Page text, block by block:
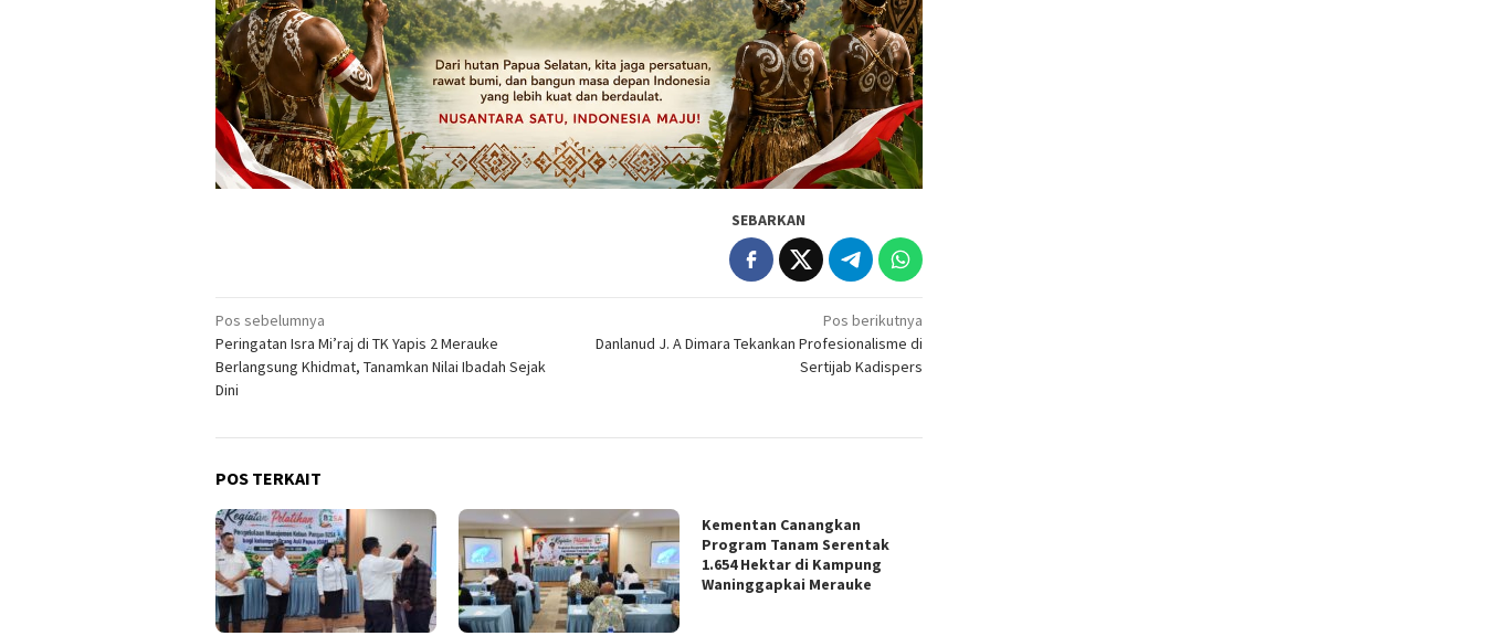
SEBARKAN
Navigasi
pos
Pos sebelumnya
Peringatan Isra Mi’raj di TK Yapis 2 Merauke
Berlangsung Khidmat, Tanamkan Nilai Ibadah Sejak
Dini
Pos berikutnya
Danlanud J. A Dimara Tekankan Profesionalisme di
Sertijab Kadispers
POS TERKAIT
Kementan Canangkan
Program Tanam Serentak
1.654 Hektar di Kampung
Waninggapkai Merauke